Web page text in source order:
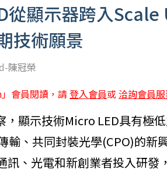
從顯示器跨入
技術願景
陳冠榮
會員閱讀，請 登入會員或 洽詢會員
，顯示技術Micro LED具有極
輸、共同封裝光學(CPO)的新
訊、光電和新創業者投入研